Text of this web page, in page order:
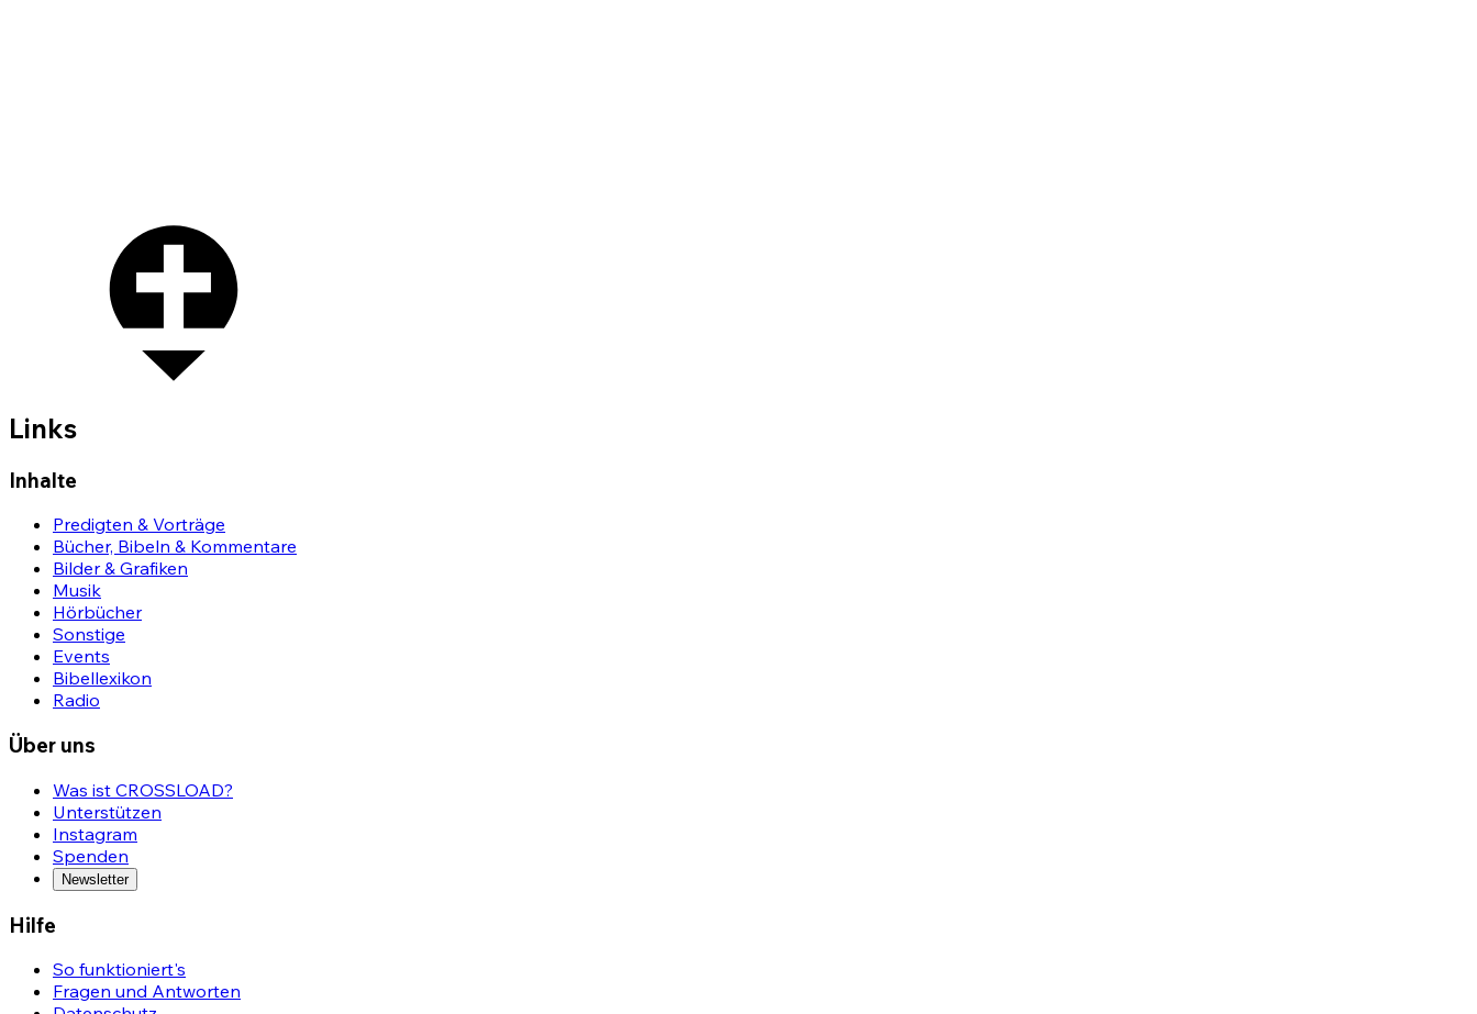
Links
Inhalte
Predigten & Vorträge
Bücher, Bibeln & Kommentare
Bilder & Grafiken
Musik
Hörbücher
Sonstige
Events
Bibellexikon
Radio
Über uns
Was ist CROSSLOAD?
Unterstützen
Instagram
Spenden
Newsletter
Hilfe
So funktioniert's
Fragen und Antworten